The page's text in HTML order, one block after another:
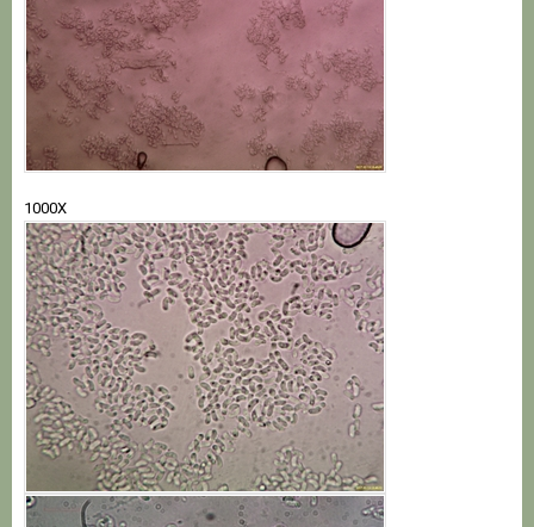
1000Х